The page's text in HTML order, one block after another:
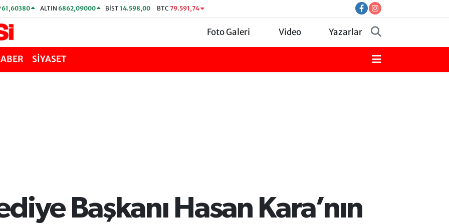
61,60380 ALTIN 6862,09000 BİST14.598,00 BTC 79.591,74
Foto Galeri Video Yazarlar
SİYASET
Başkanı Hasan Kara’nın